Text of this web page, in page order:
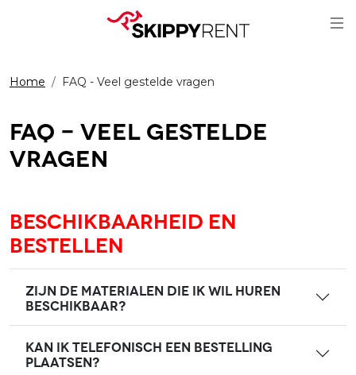
Home FAQ - Veel gestelde vragen
FAQ - Veel gestelde
vragen
Beschikbaarheid en
bestellen
Zijn de materialen die ik wil huren
beschikbaar?
Kan ik telefonisch een bestelling
plaatsen?